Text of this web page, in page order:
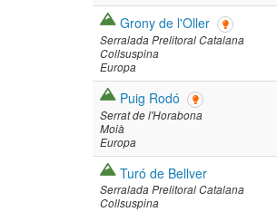
Grony de l'Oller
Serralada Prelitoral Catalana
Collsuspina
Europa
Puig Rodó
Serrat de l'Horabona
Moià
Europa
Turó de Bellver
Serralada Prelitoral Catalana
Collsuspina